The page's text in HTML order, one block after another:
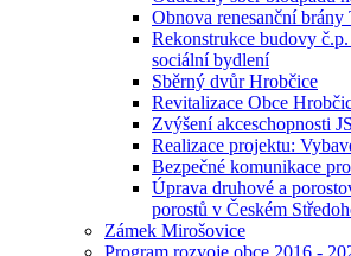
Obnova renesanční
Rekonstrukce budovy
sociální bydlení
Sběrný dvůr Hrobčice
Revitalizace Obce
Zvýšení akceschopnosti
Realizace projektu:
Bezpečné komunikace
Úprava druhové a
porostů v Českém
Zámek Mirošovice
Program rozvoje obce 2016 -